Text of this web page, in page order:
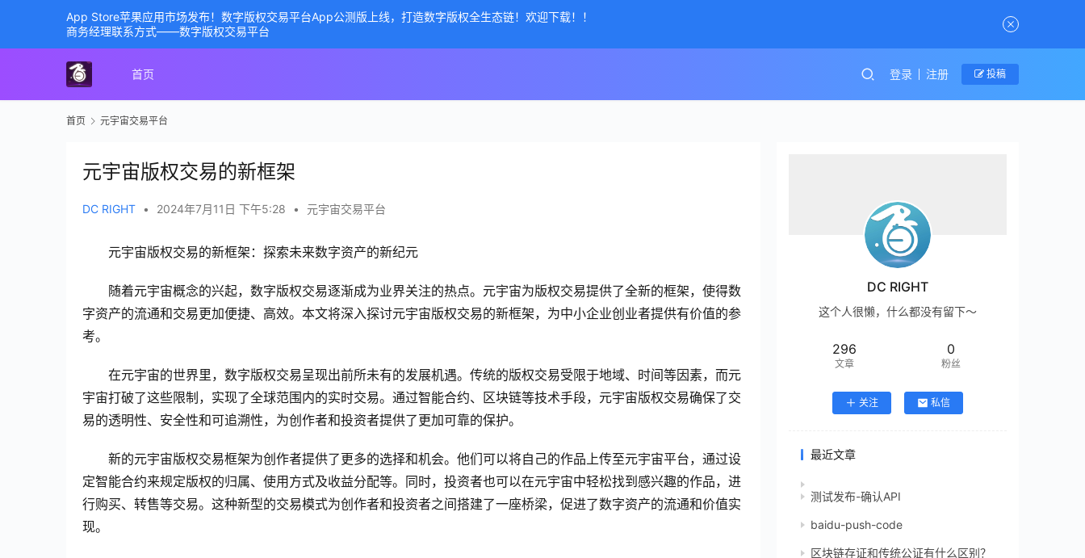
首页 登录 注册 投稿
首页 元宇宙交易平台
元宇宙版权交易的新框架
DC RIGHT • 2024年7月11日 下午5:28 • 元宇宙交易平台
元宇宙版权交易的新框架：探索未来数字资产的新纪元
随着元宇宙概念的兴起，数字版权交易逐渐成为业界关注的热点。元宇宙为版权交易提供了全新的框架，使得数
字资产的流通和交易更加便捷、高效。本文将深入探讨元宇宙版权交易的新框架，为中小企业创业者提供有价值的参
考。
在元宇宙的世界里，数字版权交易呈现出前所未有的发展机遇。传统的版权交易受限于地域、时间等因素，而元
宇宙打破了这些限制，实现了全球范围内的实时交易。通过智能合约、区块链等技术手段，元宇宙版权交易确保了交
易的透明性、安全性和可追溯性，为创作者和投资者提供了更加可靠的保护。
新的元宇宙版权交易框架为创作者提供了更多的选择和机会。他们可以将自己的作品上传至元宇宙平台，通过设
定智能合约来规定版权的归属、使用方式及收益分配等。同时，投资者也可以在元宇宙中轻松找到感兴趣的作品，进
行购买、转售等交易。这种新型的交易模式为创作者和投资者之间搭建了一座桥梁，促进了数字资产的流通和价值实
现。
DC RIGHT
这个人很懒，什么都没有留下～
296
文章
0
粉丝
关注 私信
最近文章
测试发布-确认API
baidu-push-code
区块链存证和传统公证有什么区别？
App Store苹果应用市场发布！数字版权交易平台App公测版上线，打造数字版权全生态链！欢迎下载！！
商务经理联系方式——数字版权交易平台